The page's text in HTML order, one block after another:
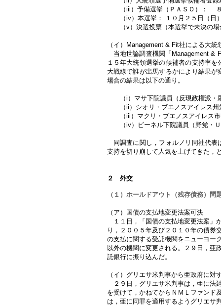
（iii）予備選挙（ＰＡＳＯ）：
（iv）本選挙： １０月２５日（日
（v）決選投票（本選挙で未決の場
（イ）Management & Fit社による大統
当地世論調査機関「Management &
１５年大統領選挙の候補者の支持率
大戦線で誰が出馬するかにより結果
場合の結果は以下の通り。
（i）マサ下院議員（反現政権派・
（ii）シオリ・ブエノスアイレス州
（iii）マクリ・ブエノスアイレス市
（iv）ビーネル下院議員（野党・Ｕ
同調査に関し，フォルノリ同社代表
支持を切り崩して人気を上げてきた，
２ 外交
（１）ホールドアウト（残存債務）問
（ア）国債の支払地変更法案可決
１１日，「国債の支払地変更法案」
り，２００５年及び２０１０年の債券
の支払に関する受託機関をニューヨー
以外の機関に変更される。２９日，亜
託銀行に振り込んだ。
（イ）グリエサ米判事から亜政府に対
２９日，グリエサ米判事は，亜に法
を受けて，かねてからＮＭＬファンド
は，亜に同罪を適用するようグリエサ